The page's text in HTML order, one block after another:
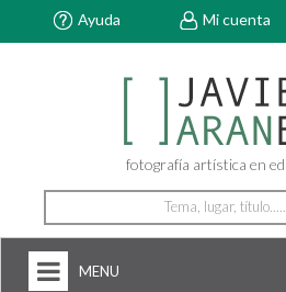
Mi cuenta
Ayuda
fotografía artística en
MENU